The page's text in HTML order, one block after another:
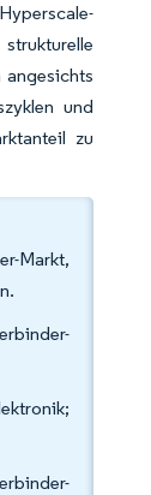
und
zu
Markt,